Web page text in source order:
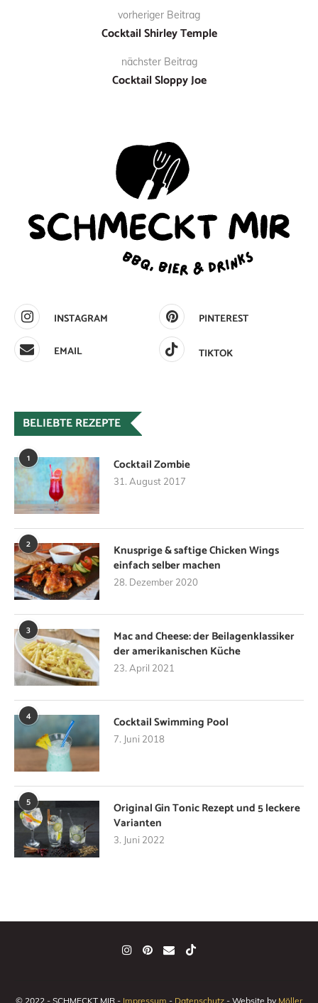
vorheriger Beitrag
Cocktail Shirley Temple
nächster Beitrag
Cocktail Sloppy Joe
INSTAGRAM
PINTEREST
EMAIL
TIKTOK
BELIEBTE REZEPTE
1 Cocktail Zombie
31. August 2017
2
Knusprige & saftige Chicken Wings
einfach selber machen
28. Dezember 2020
3
Mac and Cheese: der Beilagenklassiker
der amerikanischen Küche
23. April 2021
4 Cocktail Swimming Pool
7. Juni 2018
5
Original Gin Tonic Rezept und 5 leckere
Varianten
3. Juni 2022
© 2022 - SCHMECKT MIR - Impressum - Datenschutz - Website by Möller